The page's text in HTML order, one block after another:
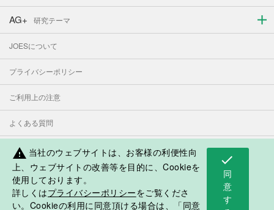
AG+ 研究テーマ
JOESについて
プライバシーポリシー
ご利用上の注意
よくある質問
お問い合わせ
表示モード：
日本人学校・補習授業校応援サイト
warning 当社のウェブサイトは、お客様の利便性向
上、ウェブサイトの改善等を目的に、Cookieを
使用しております。
詳しくはプライバシーポリシーをご覧くださ
い。Cookieの利用に同意頂ける場合は、「同意
check
同
意
す